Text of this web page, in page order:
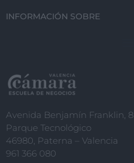
INFORMACIÓN SOBRE
Avenida Benjamín Franklin, 8
Parque Tecnológico
46980, Paterna – Valencia
961 366 080